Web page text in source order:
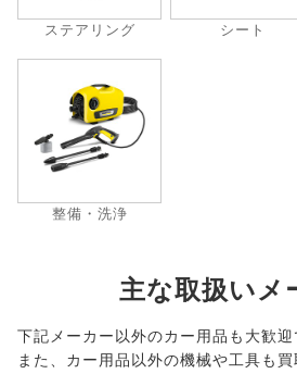
ステアリング シート
整備・洗浄
主な取扱いメ
下記メーカー以外のカー用品も大歓迎
また、カー用品以外の機械や工具も